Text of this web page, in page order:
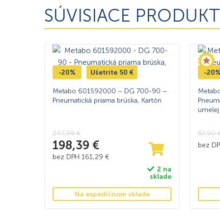
SÚVISIACE
-20% Ušetríte 50 €
Metabo 601592000 – DG 700-90 –
Pneumatická priama brúska, Kartón
247,99€
198,39 €
bez DPH 161,29 €
2 na
sklade
Na expedičnom sklade
-
87,90
bez